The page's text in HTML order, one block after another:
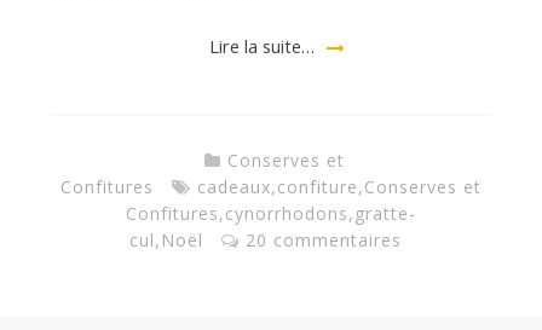
Lire la suite…
Conserves et
Confitures
cadeaux,confiture,Conserves et
Confitures,cynorrhodons, gratte-
cul, Noël 20 commentaires